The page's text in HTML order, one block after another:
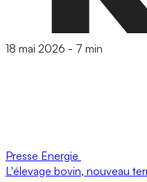
18 mai 2026 - 7 min
Presse Energie
L'élevage bovin, nouveau